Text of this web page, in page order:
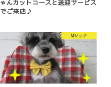
ゃんカットコースと送迎サービス
でご来店♪
Mシュナ